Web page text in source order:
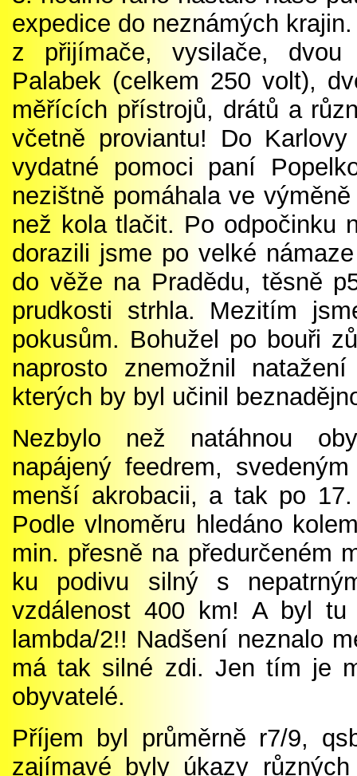
expedice do neznámých
z přijímače, vysilače, dvou
Palabek (celkem 250 volt),
měřících přístrojů, drátů a
včetně proviantu! Do
vydatné pomoci paní
nezištně pomáhala ve
než kola tlačit. Po odpočinku
dorazili jsme po velké
do věže na Pradědu, těsně
prudkosti strhla. Mezitím
pokusům. Bohužel po bouři
naprosto znemožnil
kterých by byl učinil
Nezbylo než natáhnou
napájený feedrem,
menší akrobacii, a tak po
Podle vlnoměru hledáno
min. přesně na předurčeném
ku podivu silný s
vzdálenost 400 km! A byl
lambda/2!! Nadšení neznalo
má tak silné zdi. Jen tím je
obyvatelé.
Příjem byl průměrně r7/9,
zajímavé byly úkazy